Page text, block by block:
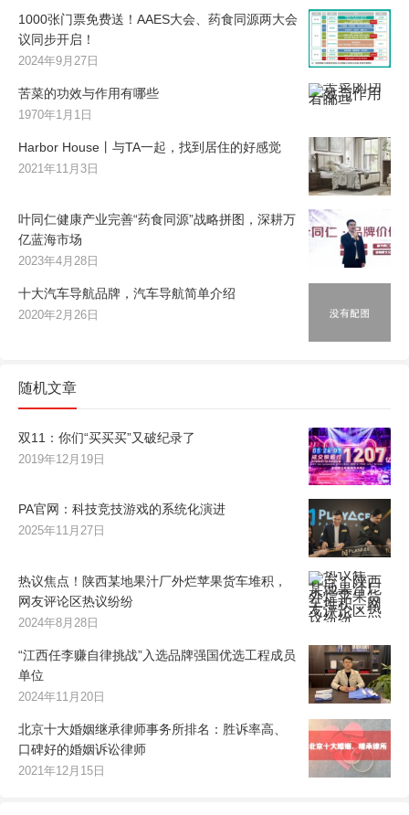
1000张门票免费送！AAES大会、药食同源两大会
议同步开启！
2024年9月27日
苦菜的功效与作用有哪些
1970年1月1日
Harbor House丨与TA一起，找到居住的好感觉
2021年11月3日
叶同仁健康产业完善“药食同源”战略拼图，深耕万
亿蓝海市场
2023年4月28日
十大汽车导航品牌，汽车导航简单介绍
2020年2月26日
随机文章
双11：你们“买买买”又破纪录了
2019年12月19日
PA官网：科技竞技游戏的系统化演进
2025年11月27日
热议焦点！陕西某地果汁厂外烂苹果货车堆积，
网友评论区热议纷纷
2024年8月28日
“江西任李赚自律挑战”入选品牌强国优选工程成员
单位
2024年11月20日
北京十大婚姻继承律师事务所排名：胜诉率高、
口碑好的婚姻诉讼律师
2021年12月15日